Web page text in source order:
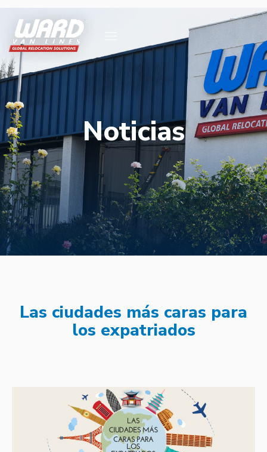
Noticias
Las ciudades más caras para
los expatriados